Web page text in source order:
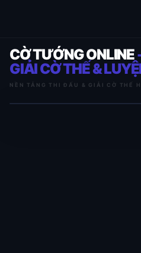
CỜ TƯỚNG ONLINE
GIẢI CỜ THẾ &
NỀN TẢNG THI ĐẤU & GIẢI CỜ THẾ